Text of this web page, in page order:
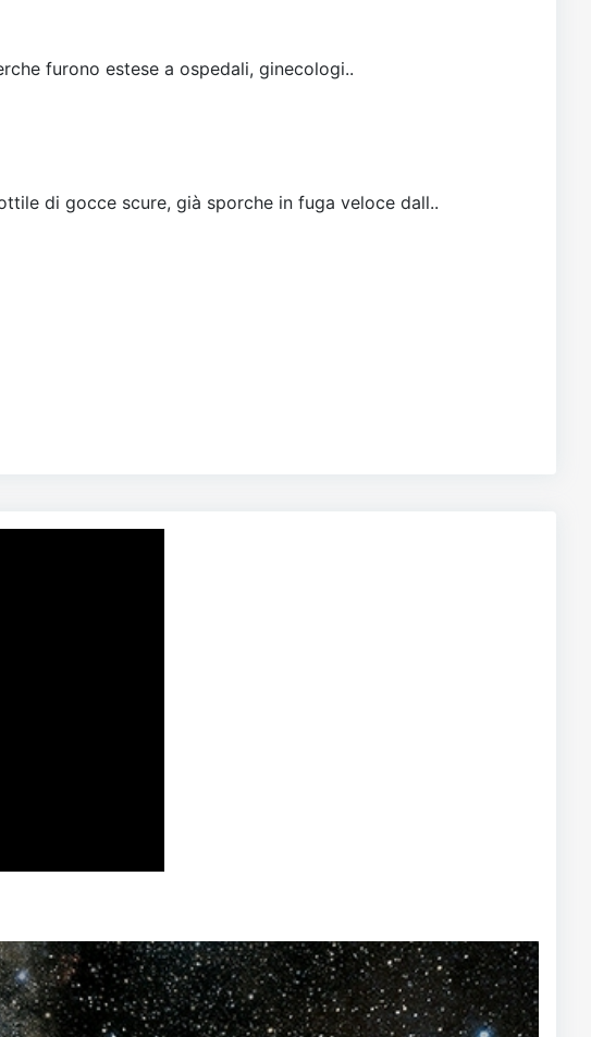
furono estese a ospedali, ginecologi..
di gocce scure, già sporche in fuga veloce dall..